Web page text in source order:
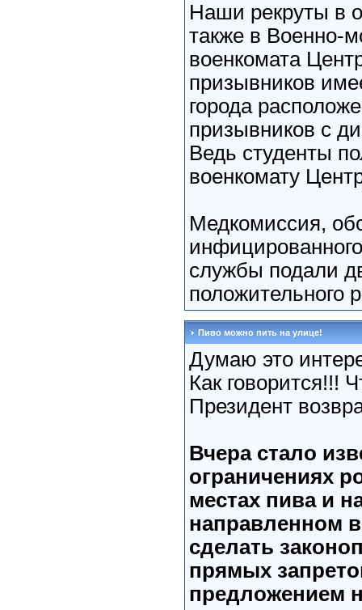
Наши рекруты в
также в Военно-
военкомата
призывников
города
призывников с
Ведь студенты
военкомату
Медкомиссия,
службы подали
положительного
Пиво можно пить на улице!
Думаю это
Как говорится!!!
Президент
Вчера стало
ограничениях
местах пива и
направленном
сделать
прямых
предложением